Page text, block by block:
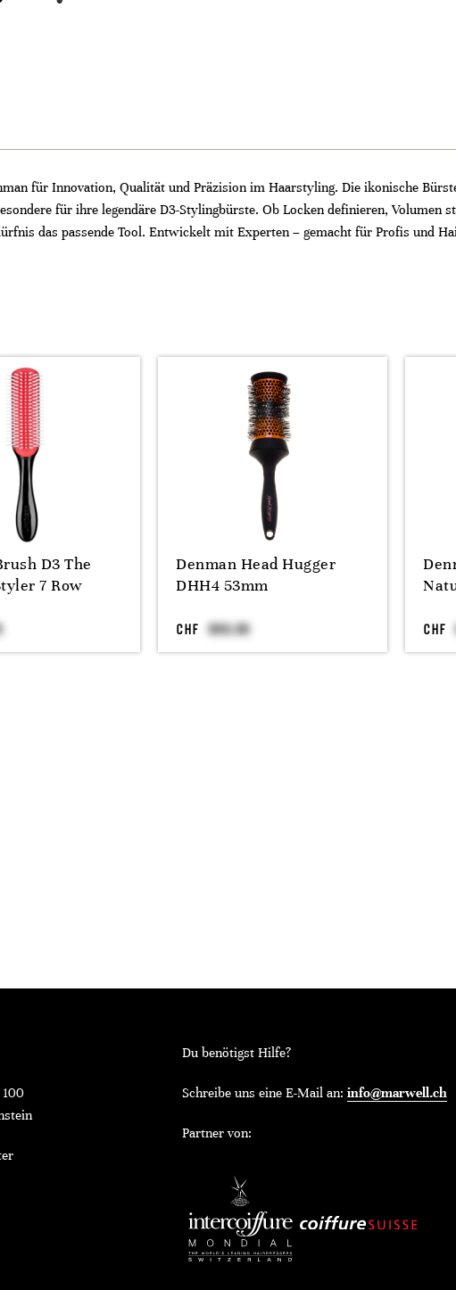
für Innovation, Qualität und Präzision im Haarstyling. Die ikonische
für ihre legendäre D3-Stylingbürste. Ob Locken definieren, Volumen
das passende Tool. Entwickelt mit Experten – gemacht für Profis und
D3 The
7 Row
Denman Head Hugger
DHH4 53mm
CHF CHF
Du benötigst Hilfe?
Schreibe uns eine E-Mail an: info@marwell.ch
Partner von: